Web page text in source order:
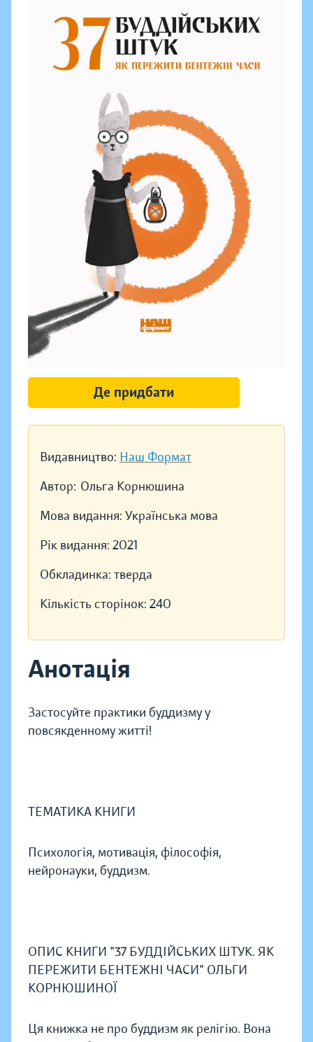
Видавництво: Наш Формат
Автор: Ольга Корнюшина
Мова видання: Українська мова
Рік видання: 2021
Обкладинка: тверда
Кількість сторінок: 240
Анотація
Застосуйте практики буддизму у
повсякденному житті!
ТЕМАТИКА КНИГИ
Психологія, мотивація, філософія,
нейронауки, буддизм.
ОПИС КНИГИ "37 БУДДІЙСЬКИХ ШТУК. ЯК
ПЕРЕЖИТИ БЕНТЕЖНІ ЧАСИ" ОЛЬГИ
КОРНЮШИНОЇ
Ця книжка не про буддизм як релігію. Вона
Де придбати